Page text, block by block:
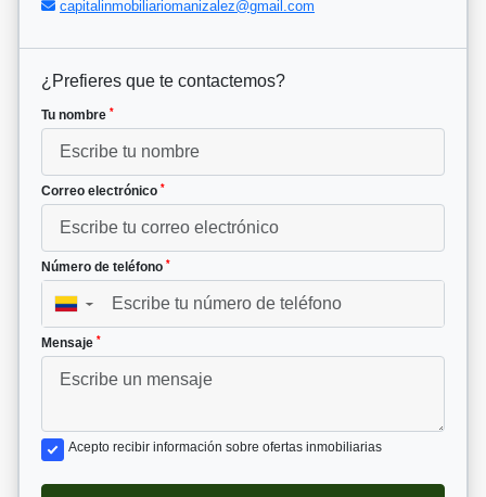
capitalinmobiliariomanizalez@gmail.com
¿Prefieres que te contactemos?
Tu nombre *
Correo electrónico *
Número de teléfono *
▼
Mensaje *
Acepto recibir información sobre ofertas inmobiliarias